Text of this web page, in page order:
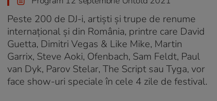
Peste 200 de DJ-i, artiști și trupe de renume
internațional și din România, printre care David
Guetta, Dimitri Vegas & Like Mike, Martin
Garrix, Steve Aoki, Ofenbach, Sam Feldt, Paul
van Dyk, Parov Stelar, The Script sau Tyga, vor
face show-uri speciale în cele 4 zile de festival.